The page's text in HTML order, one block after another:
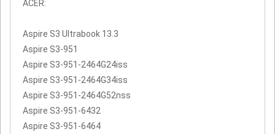
ACER:
Aspire S3 Ultrabook 13.3
Aspire S3-951
Aspire S3-951-2464G24iss
Aspire S3-951-2464G34iss
Aspire S3-951-2464G52nss
Aspire S3-951-6432
Aspire S3-951-6464